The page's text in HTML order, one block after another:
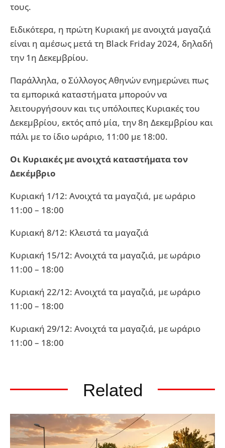
τους.
Ειδικότερα, η πρώτη Κυριακή με ανοιχτά μαγαζιά
είναι η αμέσως μετά τη Black Friday 2024, δηλαδή
την 1η Δεκεμβρίου.
Παράλληλα, ο Σύλλογος Αθηνών ενημερώνει πως
τα εμπορικά καταστήματα μπορούν να
λειτουργήσουν και τις υπόλοιπες Κυριακές του
Δεκεμβρίου, εκτός από μία, την 8η Δεκεμβρίου και
πάλι με το ίδιο ωράριο, 11:00 με 18:00.
Οι Κυριακές με ανοιχτά καταστήματα τον
Δεκέμβριο
Κυριακή 1/12: Ανοιχτά τα μαγαζιά, με ωράριο
11:00 – 18:00
Κυριακή 8/12: Κλειστά τα μαγαζιά
Κυριακή 15/12: Ανοιχτά τα μαγαζιά, με ωράριο
11:00 – 18:00
Κυριακή 22/12: Ανοιχτά τα μαγαζιά, με ωράριο
11:00 – 18:00
Κυριακή 29/12: Ανοιχτά τα μαγαζιά, με ωράριο
11:00 – 18:00
Related